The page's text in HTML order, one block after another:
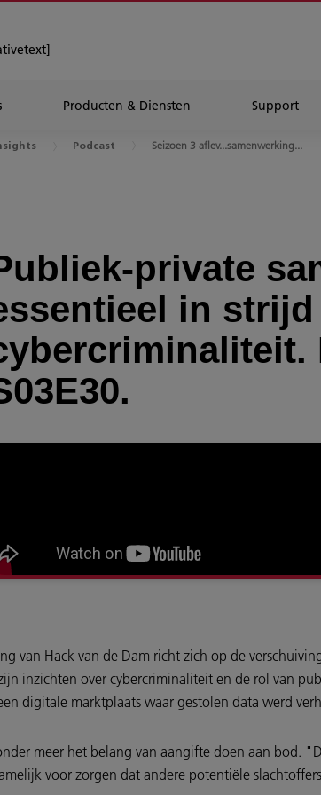
Producten & Diensten Support
Podcast Seizoen 3 aflev...samenwerking...
private
in strijd
van Hack van de Dam richt zich op de
inzichten over cybercriminaliteit en de rol van
digitale marktplaats waar gestolen data werd
meer het belang van aangifte doen aan bod.
voor zorgen dat andere potentiële